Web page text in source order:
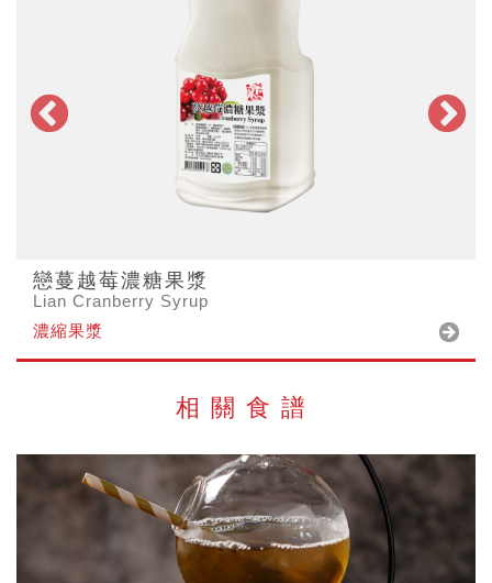
戀蔓越莓濃糖果漿
Lian Cranberry Syrup
濃縮果漿
相關食譜